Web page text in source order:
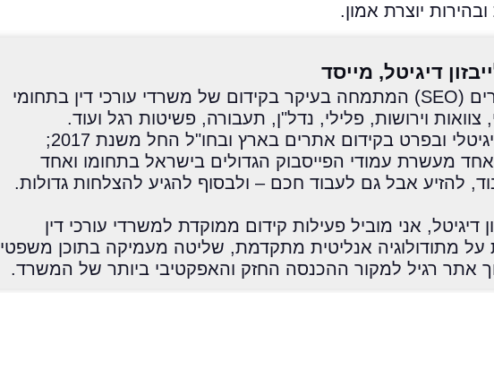
יוצרת אמון.
דיגיטל, מייסד
מומחה לקידום אתרים (SEO) המתמחה בעיקר בקידום של משרדי עורכי דין בתחומי
וירושות, פלילי, נדל"ן, תעבורה, פשיטות רגל ועוד.
בעל ניסיון בשיווק דיגיטלי ובפרט בקידום אתרים בארץ ובחו"ל החל משנת 2017;
מעשרת עמודי הפייסבוק הגדולים בישראל בתחומו ואחד
להזיע אבל גם לעבוד חכם – ולבסוף להגיע להצלחות גדולות.
דיגיטל, אני מוביל פעילות קידום ממוקדת למשרדי עורכי דין
מתודולוגיה אנליטית מתקדמת, שליטה מעמיקה בתוכן משפטי
אתר רגיל למקור ההכנסה החזק והאפקטיבי ביותר של המשרד.